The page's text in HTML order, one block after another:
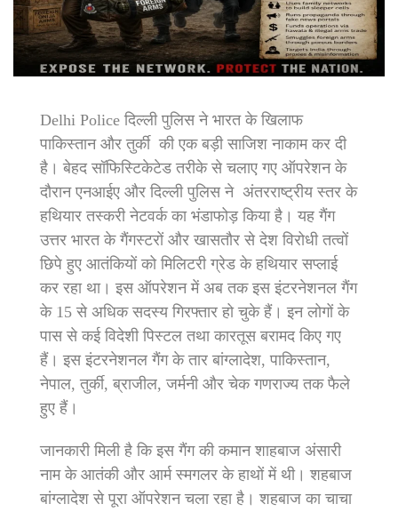
Delhi Police दिल्ली पुलिस ने भारत के खिलाफ
पाकिस्तान और तुर्की की एक बड़ी साजिश नाकाम कर दी
है। बेहद सॉफिस्टिकेटेड तरीके से चलाए गए ऑपरेशन के
दौरान एनआईए और दिल्ली पुलिस ने अंतरराष्ट्रीय स्तर के
हथियार तस्करी नेटवर्क का भंडाफोड़ किया है। यह गैंग
उत्तर भारत के गैंगस्टरों और खासतौर से देश विरोधी तत्वों
छिपे हुए आतंकियों को मिलिटरी ग्रेड के हथियार सप्लाई
कर रहा था। इस ऑपरेशन में अब तक इस इंटरनेशनल गैंग
के 15 से अधिक सदस्य गिरफ्तार हो चुके हैं। इन लोगों के
पास से कई विदेशी पिस्टल तथा कारतूस बरामद किए गए
हैं। इस इंटरनेशनल गैंग के तार बांग्लादेश, पाकिस्तान,
नेपाल, तुर्की, ब्राजील, जर्मनी और चेक गणराज्य तक फैले
हुए हैं।
जानकारी मिली है कि इस गैंग की कमान शाहबाज अंसारी
नाम के आतंकी और आर्म स्मगलर के हाथों में थी। शहबाज
बांग्लादेश से पूरा ऑपरेशन चला रहा है। शहबाज का चाचा